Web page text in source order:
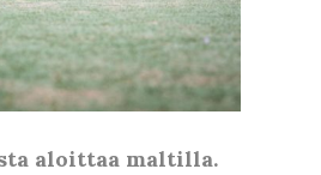
aloittaa maltilla.